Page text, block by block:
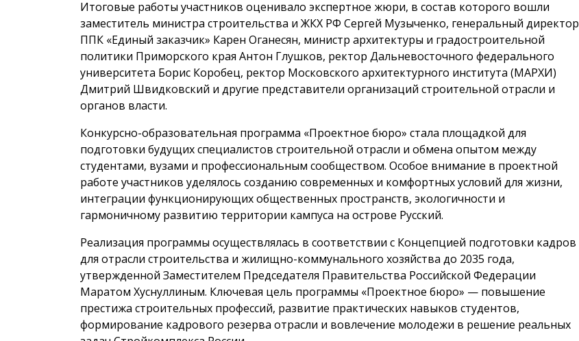
Итоговые работы участников оценивало экспертное жюри, в состав которого вошли
заместитель министра строительства и ЖКХ РФ Сергей Музыченко, генеральный директор
ППК «Единый заказчик» Карен Оганесян, министр архитектуры и градостроительной
политики Приморского края Антон Глушков, ректор Дальневосточного федерального
университета Борис Коробец, ректор Московского архитектурного института (МАРХИ)
Дмитрий Швидковский и другие представители организаций строительной отрасли и
органов власти.
Конкурсно-образовательная программа «Проектное бюро» стала площадкой для
подготовки будущих специалистов строительной отрасли и обмена опытом между
студентами, вузами и профессиональным сообществом. Особое внимание в проектной
работе участников уделялось созданию современных и комфортных условий для жизни,
интеграции функционирующих общественных пространств, экологичности и
гармоничному развитию территории кампуса на острове Русский.
Реализация программы осуществлялась в соответствии с Концепцией подготовки кадров
для отрасли строительства и жилищно-коммунального хозяйства до 2035 года,
утвержденной Заместителем Председателя Правительства Российской Федерации
Маратом Хуснуллиным. Ключевая цель программы «Проектное бюро» — повышение
престижа строительных профессий, развитие практических навыков студентов,
формирование кадрового резерва отрасли и вовлечение молодежи в решение реальных